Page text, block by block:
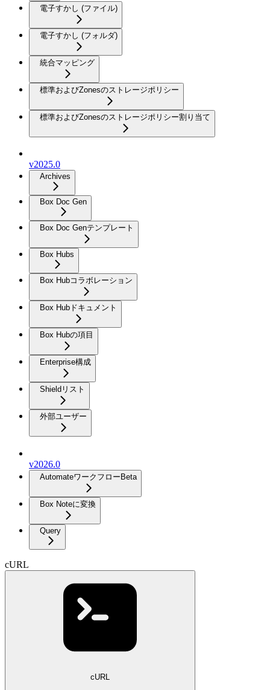
電子すかし (ファイル)
電子すかし (フォルダ)
統合マッピング
標準およびZonesのストレージポリシー
標準およびZonesのストレージポリシー割り当て
v2025.0
Archives
Box Doc Gen
Box Doc Genテンプレート
Box Hubs
Box Hubコラボレーション
Box Hubドキュメント
Box Hubの項目
Enterprise構成
Shieldリスト
外部ユーザー
v2026.0
Automateワークフロー Beta
Box Noteに変換
Query
cURL
cURL